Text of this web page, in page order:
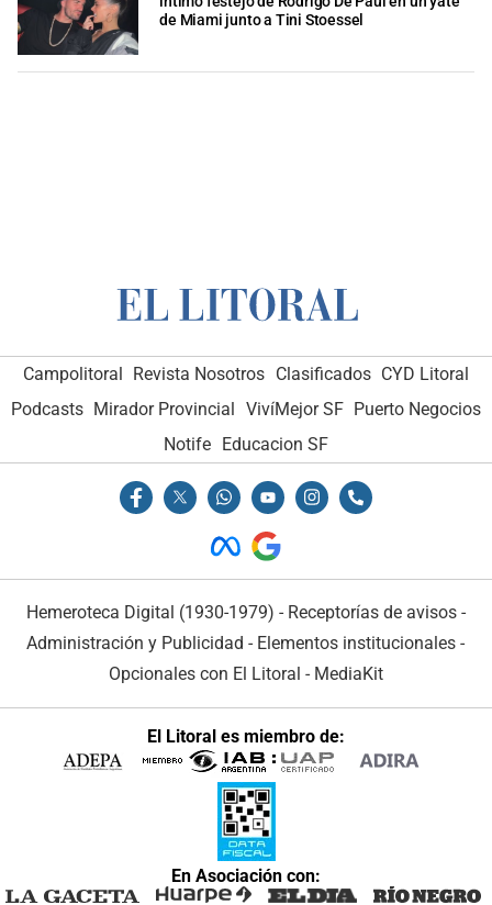
de Miami junto a Tini Stoessel
Campolitoral Revista Nosotros Clasificados CYD Litoral
Podcasts Mirador Provincial VivíMejor SF Puerto Negocios
Notife Educacion SF
Hemeroteca Digital (1930-1979) - Receptorías de avisos -
Administración y Publicidad - Elementos institucionales -
Opcionales con El Litoral - MediaKit
El Litoral es miembro de:
En Asociación con: